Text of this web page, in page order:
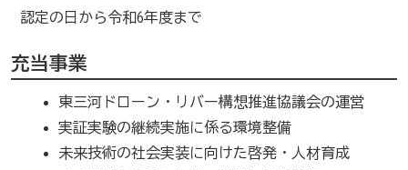
認定の日から令和6年度まで
充当事業
東三河ドローン・リバー構想推進協議会の運営
実証実験の継続実施に係る環境整備
未来技術の社会実装に向けた啓発・人材育成